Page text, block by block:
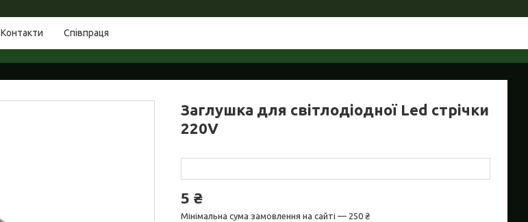
Контакти Співпраця
Заглушка для світлодіодної Led стрічки
220V
5 ₴
Мінімальна сума замовлення на сайті — 250 ₴